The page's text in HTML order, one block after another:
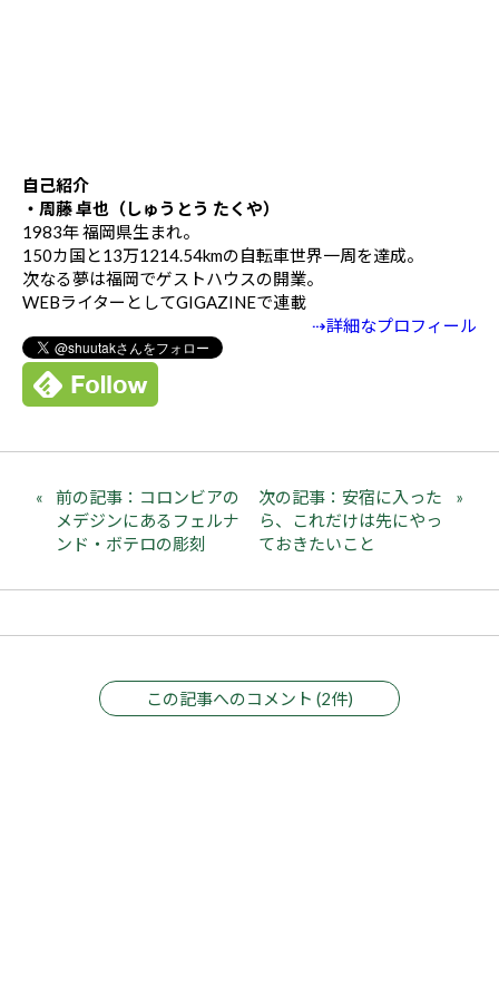
自己紹介
・周藤 卓也（しゅうとう たくや）
1983年 福岡県生まれ。
150カ国と13万1214.54kmの自転車世界一周を達成。
次なる夢は福岡でゲストハウスの開業。
WEBライターとしてGIGAZINEで連載
⇢詳細なプロフィール
前の記事：コロンビアの
メデジンにあるフェルナ
ンド・ボテロの彫刻
次の記事：安宿に入った
ら、これだけは先にやっ
ておきたいこと
この記事へのコメント (2件)